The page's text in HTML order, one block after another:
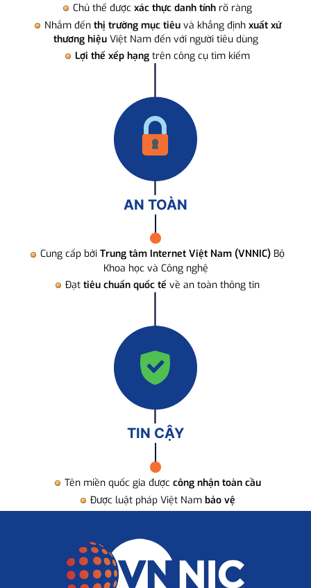
Chủ thể được xác thực danh tính rõ ràng
Nhắm đến thị trường mục tiêuvà khẳng định xuất xứ
thương hiệuViệt Nam đến với người tiêu dùng
Lợi thế xếp hạng trên công cụ tìm kiếm
AN TOÀN
Cung cấp bởi Trung tâm Internet Việt Nam (VNNIC) Bộ
Khoa học và Công nghệ
Đạt tiêu chuẩn quốc tế về an toàn thông tin
TIN CẬY
Tên miền quốc gia được công nhận toàn cầu
Được luật pháp Việt Nam bảo vệ